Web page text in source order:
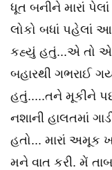
ધૂત બનીને મારાં
લોકો બધાં પહેલાં
કહ્યું હતું...એ તો એ
બહારથી ગભરાઈ
હતું.....તને મૂકીને
નશાની હાલતમાં
હતો... મારાં અમૂક
મને વાત કરી. મેં